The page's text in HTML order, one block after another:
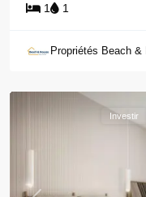
1 1
Propriétés Beach &
Investir